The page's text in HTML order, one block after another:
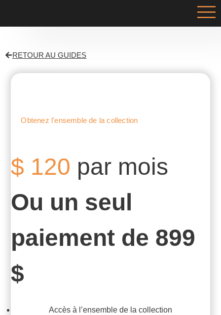
RETOUR AU GUIDES
Obtenez l'ensemble de la collection
$ 120 par mois
Ou un seul
paiement de 899
$
Accès à l’ensemble de la collection